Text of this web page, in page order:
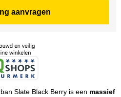
aanvragen
Slate Black Berry is een massief